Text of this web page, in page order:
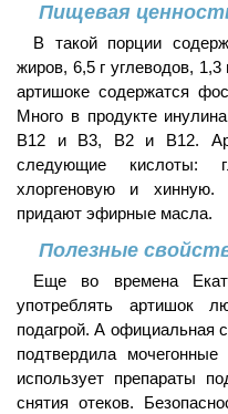
Пищевая
В такой порции
жиров, 6,5 г углеводов,
артишоке содержатся
Много в продукте
В12 и В3, В2 и В12.
следующие кислоты:
хлоргеновую и
придают эфирные масла.
Полезные
Еще во времена
употреблять артишок
подагрой. А официальная
подтвердила
использует препараты
снятия отеков.